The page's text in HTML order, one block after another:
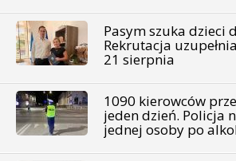
Pasym szuka dzieci
Rekrutacja
21 sierpnia
1090 kierowców
jeden dzień. Policja
jednej osoby po